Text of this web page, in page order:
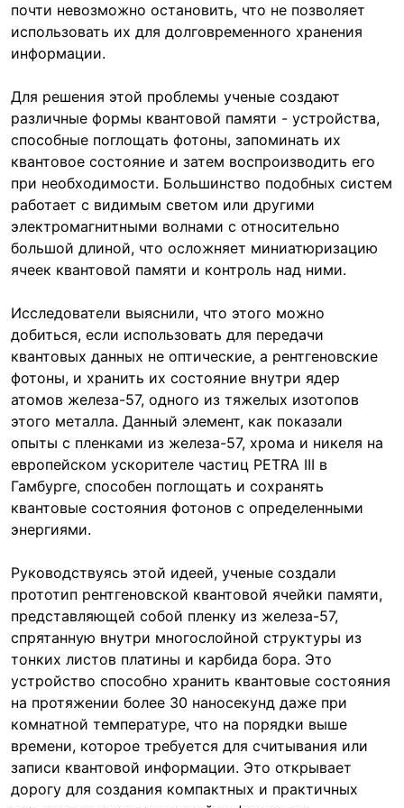
почти невозможно остановить, что не позволяет
использовать их для долговременного хранения
информации.
Для решения этой проблемы ученые создают
различные формы квантовой памяти - устройства,
способные поглощать фотоны, запоминать их
квантовое состояние и затем воспроизводить его
при необходимости. Большинство подобных систем
работает с видимым светом или другими
электромагнитными волнами с относительно
большой длиной, что осложняет миниатюризацию
ячеек квантовой памяти и контроль над ними.
Исследователи выяснили, что этого можно
добиться, если использовать для передачи
квантовых данных не оптические, а рентгеновские
фотоны, и хранить их состояние внутри ядер
атомов железа-57, одного из тяжелых изотопов
этого металла. Данный элемент, как показали
опыты с пленками из железа-57, хрома и никеля на
европейском ускорителе частиц PETRA III в
Гамбурге, способен поглощать и сохранять
квантовые состояния фотонов с определенными
энергиями.
Руководствуясь этой идеей, ученые создали
прототип рентгеновской квантовой ячейки памяти,
представляющей собой пленку из железа-57,
спрятанную внутри многослойной структуры из
тонких листов платины и карбида бора. Это
устройство способно хранить квантовые состояния
на протяжении более 30 наносекунд даже при
комнатной температуре, что на порядки выше
времени, которое требуется для считывания или
записи квантовой информации. Это открывает
дорогу для создания компактных и практичных